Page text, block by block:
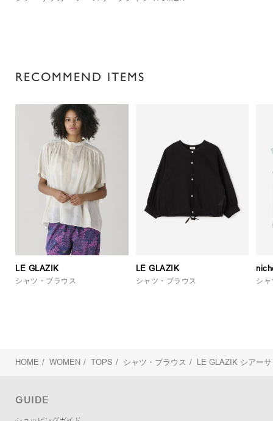
RECOMMEND ITEMS
LE GLAZIK
シャツ・ブラウス
LE GLAZIK
シャツ・ブラウス シ
HOME / WOMEN / TOPS / シャツ・ブラウス / LE GLAZIK シアー
GUIDE